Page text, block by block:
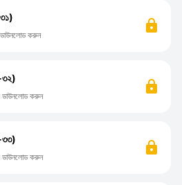
৩১)
ডাউনলোড করুন
৩২)
ডাউনলোড করুন
৩৩)
ডাউনলোড করুন